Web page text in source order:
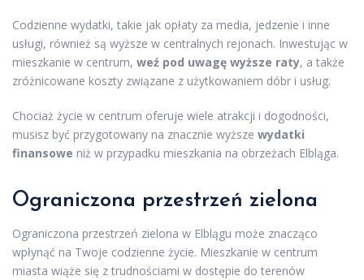
Codzienne wydatki, takie jak opłaty za media, jedzenie i inne
usługi, również są wyższe w centralnych rejonach. Inwestując w
mieszkanie w centrum, weź pod uwagę wyższe raty, a także
zróżnicowane koszty związane z użytkowaniem dóbr i usług.
Chociaż życie w centrum oferuje wiele atrakcji i dogodności,
musisz być przygotowany na znacznie wyższe wydatki
finansowe niż w przypadku mieszkania na obrzeżach Elbląga.
Ograniczona przestrzeń zielona
Ograniczona przestrzeń zielona w Elblągu może znacząco
wpłynąć na Twoje codzienne życie. Mieszkanie w centrum
miasta wiąże się z trudnościami w dostępie do terenów